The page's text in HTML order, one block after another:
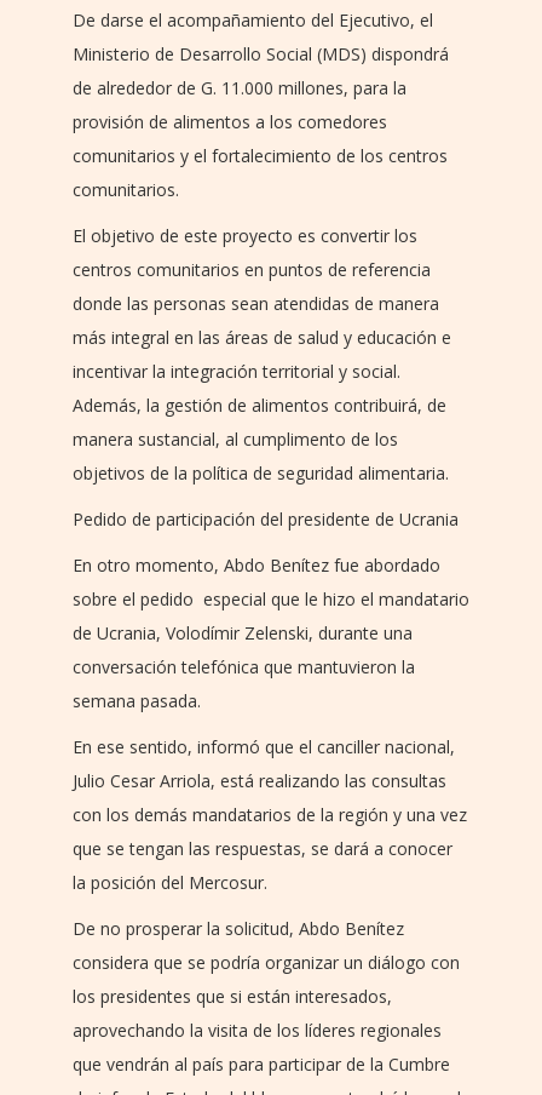
De darse el acompañamiento del Ejecutivo, el
Ministerio de Desarrollo Social (MDS) dispondrá
de alrededor de G. 11.000 millones, para la
provisión de alimentos a los comedores
comunitarios y el fortalecimiento de los centros
comunitarios.
El objetivo de este proyecto es convertir los
centros comunitarios en puntos de referencia
donde las personas sean atendidas de manera
más integral en las áreas de salud y educación e
incentivar la integración territorial y social.
Además, la gestión de alimentos contribuirá, de
manera sustancial, al cumplimento de los
objetivos de la política de seguridad alimentaria.
Pedido de participación del presidente de Ucrania
En otro momento, Abdo Benítez fue abordado
sobre el pedido especial que le hizo el mandatario
de Ucrania, Volodímir Zelenski, durante una
conversación telefónica que mantuvieron la
semana pasada.
En ese sentido, informó que el canciller nacional,
Julio Cesar Arriola, está realizando las consultas
con los demás mandatarios de la región y una vez
que se tengan las respuestas, se dará a conocer
la posición del Mercosur.
De no prosperar la solicitud, Abdo Benítez
considera que se podría organizar un diálogo con
los presidentes que si están interesados,
aprovechando la visita de los líderes regionales
que vendrán al país para participar de la Cumbre